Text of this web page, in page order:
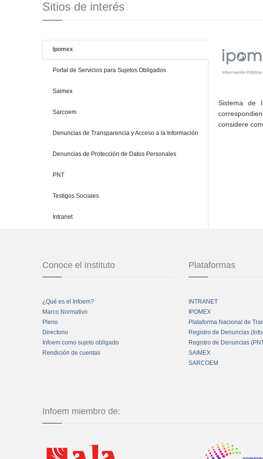
Sitios de interés
Ipomex
Portal de Servicios para Sujetos Obligados
Saimex
Sarcoem
Denuncias de Transparencia y Acceso a la Información
Denuncias de Protección de Datos Personales
PNT
Testigos Sociales
Intranet
Sistema de
considere
Conoce el Instituto
¿Qué es el Infoem?
Marco Normativo
Pleno
Directorio
Infoem como sujeto obligado
Rendición de cuentas
Plataformas
INTRANET
IPOMEX
Plataforma Nacional de
Registro de Denuncias
Registro de Denuncias
SAIMEX
SARCOEM
Infoem miembro de: